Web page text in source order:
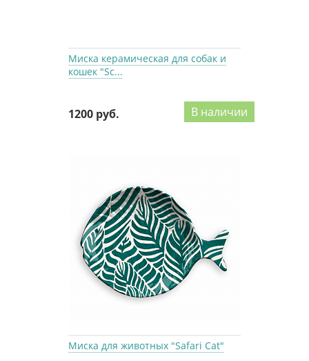
Миска керамическая для собак и
кошек "Sc...
1200 руб. В наличии
Миска для животных "Safari Cat"